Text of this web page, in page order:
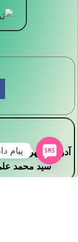
آدرس : تهران -
سید محمد
پیام